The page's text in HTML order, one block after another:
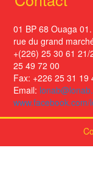
01 BP 68 Ouaga
rue du grand
+(226) 25 30 61 21/
25 49 72 00
Fax: +226 25 31 19
Email:
www.facebook.com/